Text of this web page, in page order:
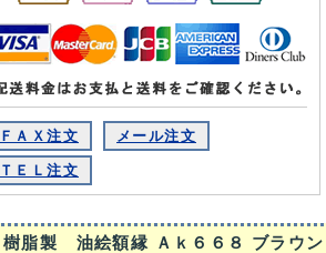
ＦＡＸ注文 メール注文
ＴＥＬ注文
樹脂製 油絵額縁 Ａｋ６６８ ブラウン